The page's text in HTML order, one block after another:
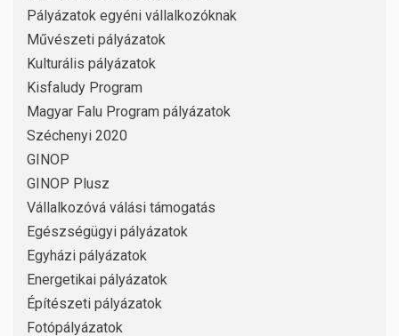
Pályázatok egyéni vállalkozóknak
Művészeti pályázatok
Kulturális pályázatok
Kisfaludy Program
Magyar Falu Program pályázatok
Széchenyi 2020
GINOP
GINOP Plusz
Vállalkozóvá válási támogatás
Egészségügyi pályázatok
Egyházi pályázatok
Energetikai pályázatok
Építészeti pályázatok
Fotópályázatok